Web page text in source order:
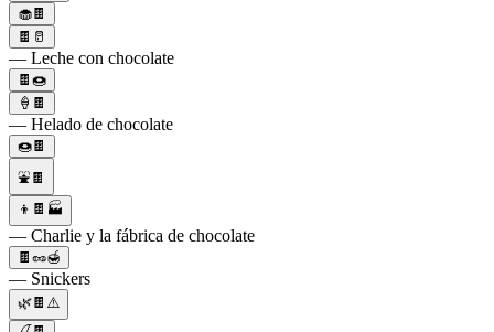
🧁🍫
🍫🥛
— Leche con chocolate
🍫🍩
🍦🍫
— Helado de chocolate
🍩🍫
⛲🍫
👦🍫🏭
— Charlie y la fábrica de chocolate
🍫🥜🍯
— Snickers
🌿🍫⚠️